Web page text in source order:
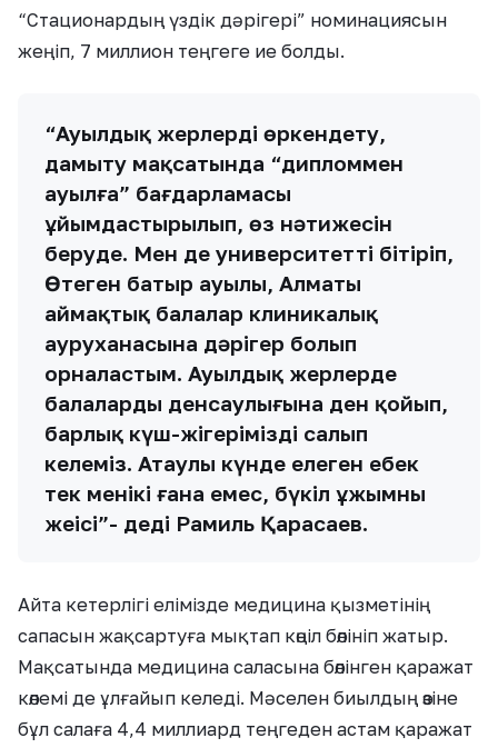
“Стационардың үздік дәрігері” номинациясын
жеңіп, 7 миллион теңгеге ие болды.
“Ауылдық жерлерді өркендету,
дамыту мақсатында “дипломмен
ауылға” бағдарламасы
ұйымдастырылып, өз нәтижесін
беруде. Мен де университетті бітіріп,
Өтеген батыр ауылы, Алматы
аймақтық балалар клиникалық
ауруханасына дәрігер болып
орналастым. Ауылдық жерлерде
балалардың денсаулығына ден қойып,
барлық күш-жігерімізді салып
келеміз. Атаулы күнде елеңген еңбек
тек менікі ғана емес, бүкіл ұжымның
жеңісі”- деді Рамиль Қарасаев.
Айта кетерлігі елімізде медицина қызметінің
сапасын жақсартуға мықтап көңіл бөлініп жатыр.
Мақсатында медицина саласына бөлінген қаражат
көлемі де ұлғайып келеді. Мәселен биылдың өзіне
бұл салаға 4,4 миллиард теңгеден астам қаражат